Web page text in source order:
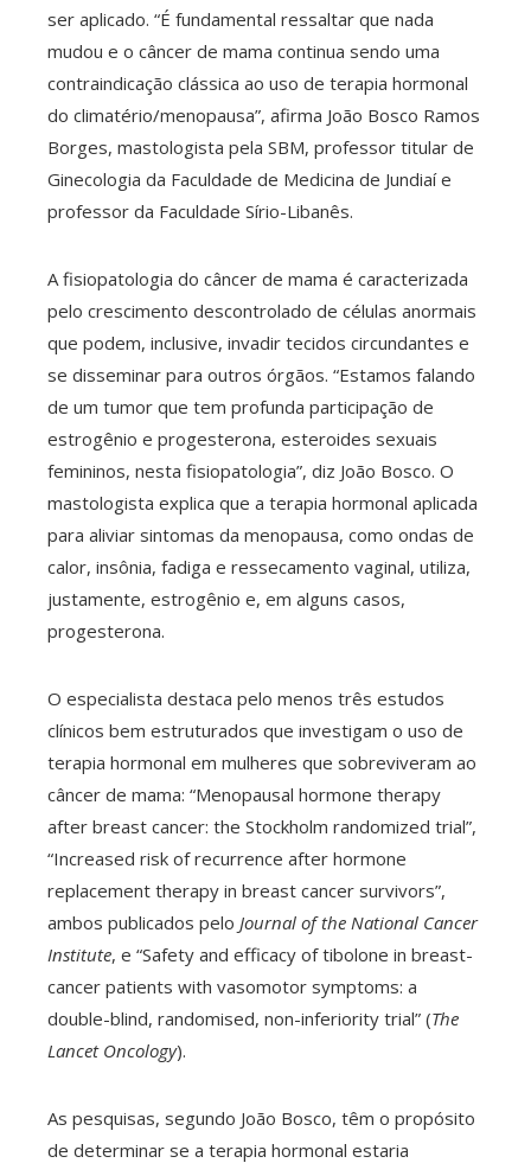
ser aplicado. “É fundamental ressaltar que nada
mudou e o câncer de mama continua sendo uma
contraindicação clássica ao uso de terapia hormonal
do climatério/menopausa”, afirma João Bosco Ramos
Borges, mastologista pela SBM, professor titular de
Ginecologia da Faculdade de Medicina de Jundiaí e
professor da Faculdade Sírio-Libanês.
A fisiopatologia do câncer de mama é caracterizada
pelo crescimento descontrolado de células anormais
que podem, inclusive, invadir tecidos circundantes e
se disseminar para outros órgãos. “Estamos falando
de um tumor que tem profunda participação de
estrogênio e progesterona, esteroides sexuais
femininos, nesta fisiopatologia”, diz João Bosco. O
mastologista explica que a terapia hormonal aplicada
para aliviar sintomas da menopausa, como ondas de
calor, insônia, fadiga e ressecamento vaginal, utiliza,
justamente, estrogênio e, em alguns casos,
progesterona.
O especialista destaca pelo menos três estudos
clínicos bem estruturados que investigam o uso de
terapia hormonal em mulheres que sobreviveram ao
câncer de mama: “Menopausal hormone therapy
after breast cancer: the Stockholm randomized trial”,
“Increased risk of recurrence after hormone
replacement therapy in breast cancer survivors”,
ambos publicados pelo Journal of the National Cancer
Institute, e “Safety and efficacy of tibolone in breast-
cancer patients with vasomotor symptoms: a
double-blind, randomised, non-inferiority trial” (The
Lancet Oncology).
As pesquisas, segundo João Bosco, têm o propósito
de determinar se a terapia hormonal estaria